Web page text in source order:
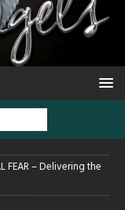
FEAR – Delivering the